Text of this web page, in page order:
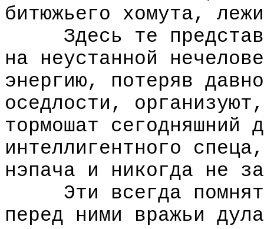
битюжьего хомута,
Здесь те
на неустанной
энергию, потеряв
оседлости,
тормошат сегодняшний
интеллигентного
нэпача и никогда не
Эти всегда
перед ними вражьи